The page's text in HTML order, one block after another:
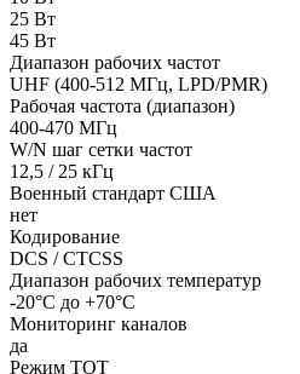
25 Вт
45 Вт
Диапазон рабочих частот
UHF (400-512 МГц, LPD/PMR)
Рабочая частота (диапазон)
400-470 МГц
W/N шаг сетки частот
12,5 / 25 кГц
Военный стандарт США
нет
Кодирование
DCS / CTCSS
Диапазон рабочих температур
-20°С до +70°С
Мониторинг каналов
да
Режим TOT